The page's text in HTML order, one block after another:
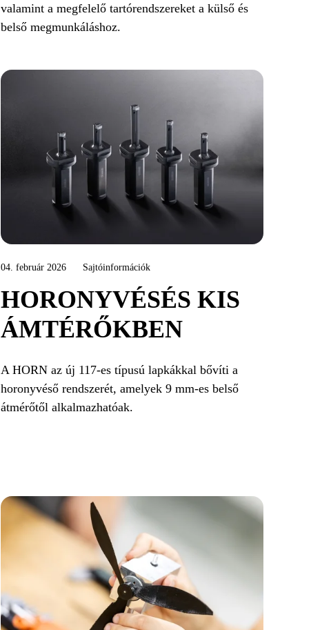
valamint a megfelelő tartórendszereket a külső és
belső megmunkáláshoz.
04. február 2026 Sajtóinformációk
HORONYVÉSÉS KIS
ÁMTÉRŐKBEN
A HORN az új 117-es típusú lapkákkal bővíti a
horonyvéső rendszerét, amelyek 9 mm-es belső
átmérőtől alkalmazhatóak.